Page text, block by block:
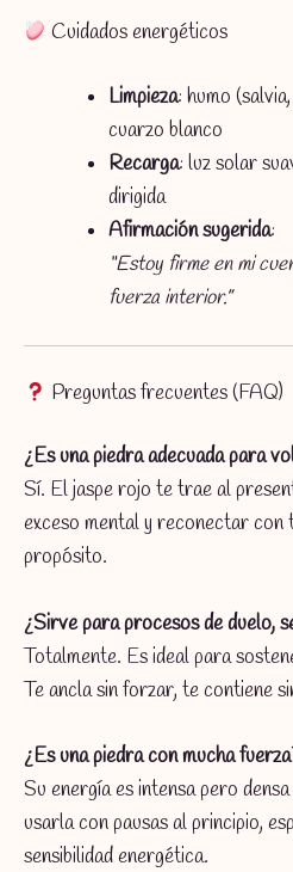
Cuidados energéticos
Limpieza: humo
cuarzo blanco
Recarga: luz solar
dirigida
Afirmación sugerida:
“Estoy firme en mi
fuerza interior.”
Preguntas frecuentes (FAQ)
¿Es una piedra adecuada para
Sí. El jaspe rojo te trae al
exceso mental y reconectar con
propósito.
¿Sirve para procesos de duelo,
Totalmente. Es ideal para
Te ancla sin forzar, te contiene
¿Es una piedra con mucha
Su energía es intensa pero
usarla con pausas al principio,
sensibilidad energética.